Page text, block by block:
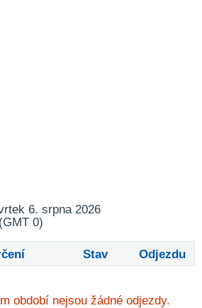
6. srpna 2026
0)
Stav Odjezdu
období nejsou žádné odjezdy.